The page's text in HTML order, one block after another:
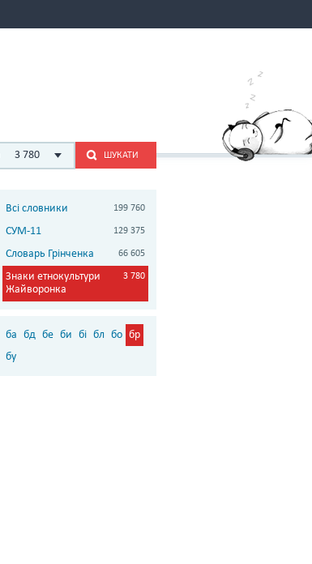
3 780 ШУКАТИ
Всі словники 199 760
СУМ-11 129 375
Словарь Грінченка 66 605
Знаки етнокультури
Жайворонка
3 780
ба бд бе би бі бл бо бр
бу